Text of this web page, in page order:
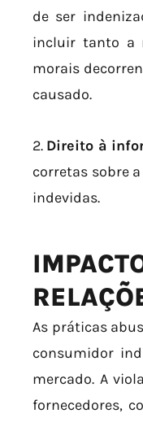
de ser
incluir tanto a
morais
causado.
2. Direito à
corretas sobre
indevidas.
As práticas
consumidor
mercado. A
fornecedores,